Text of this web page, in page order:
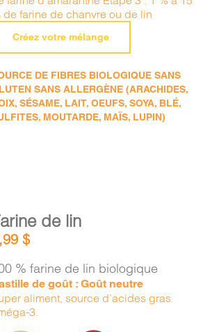
de farine de chanvre ou de lin
Créez votre mélange
DE FIBRES BIOLOGIQUE SANS
SANS ALLERGÈNE (ARACHIDES,
SÉSAME, LAIT, OEUFS, SOYA, BLÉ,
MOUTARDE, MAÏS, LUPIN)
de lin
$
% farine de lin biologique
de goût : Goût neutre
aliment, source d’acides gras
3.